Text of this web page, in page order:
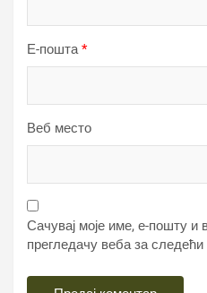
Е-пошта*
Веб место
Сачувај моје име, е-пошту и
прегледачу веба за